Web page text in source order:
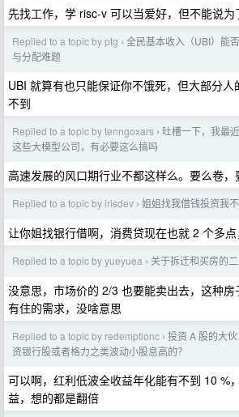
先找工作，学 risc-v 可以当爱好，但不能说
Replied to a topic by ptg › 全民基本收入（UBI）能
与分配难题
UBI 就算有也只能保证你不饿死，但大部分
不到
Replied to a topic by tenngoxars › 吐槽一下，我最
这些大模型公司，有必要这么搞吗
高速发展的风口期行业不都这样么。要么卷，
Replied to a topic by irisdev › 姐姐找我借钱投资我
让你姐找银行借啊，消费贷现在也就 2 个多点
Replied to a topic by yueyuea › 关于拆迁和买房的
没意思，市场价的 2/3 也要能卖出去，这种
有住的需求，没啥意思
Replied to a topic by redemptionc › 投资 A 股的大
资银行股或者格力之类波动小股息高的？
可以啊，红利低波全收益年化能有不到 10 %
益，想的都是翻倍